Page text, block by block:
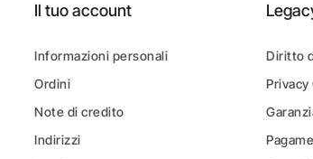
Il tuo account
Informazioni personali
Ordini
Note di credito
Indirizzi
Diritto
Privacy